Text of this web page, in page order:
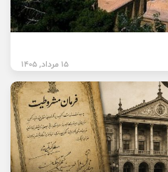
15 مرداد, 1405